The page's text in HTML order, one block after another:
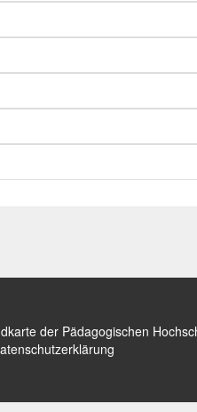
der Pädagogischen